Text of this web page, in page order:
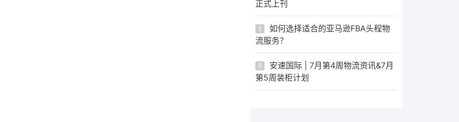
正式上刊
5
如何选择适合的亚马逊FBA头程物
流服务？
6
安速国际 | 7月第4周物流资讯&7月
第5周装柜计划